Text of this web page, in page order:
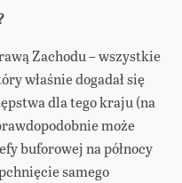
Zachodu – wszystkie
właśnie dogadał się
dla tego kraju (na
może
buforowej na północy
samego